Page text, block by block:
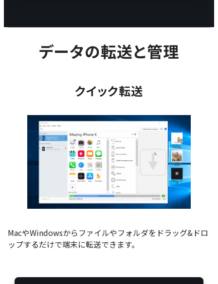
データの転送と管理
クイック転送
MacやWindowsからファイルやフォルダをドラッグ&ドロ
ップするだけで端末に転送できます。